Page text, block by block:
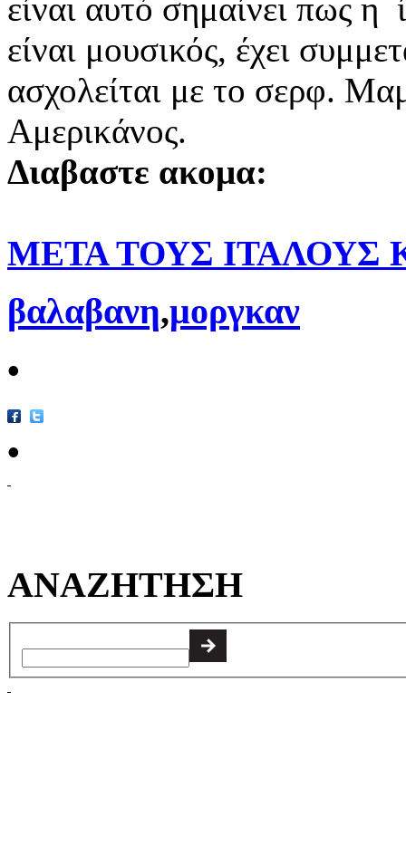
είναι αυτό σημαίνει πως η
είναι μουσικός, έχει
ασχολείται με το σερφ.
Αμερικάνος.
Διαβαστε ακομα:
ΜΕΤΑ ΤΟΥΣ ΙΤΑΛΟΥΣ
βαλαβανη,μοργκαν
•
•
ΑΝΑΖΗΤΗΣΗ